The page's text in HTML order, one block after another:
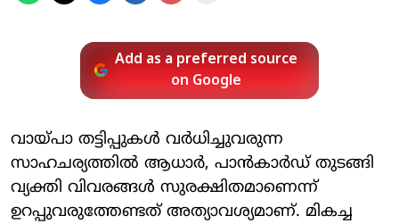
Add as a preferred source
on Google
വായ്പാ തട്ടിപ്പുകള്‍ വര്‍ധിച്ചുവരുന്ന
സാഹചര്യത്തില്‍ ആധാര്‍, പാന്‍കാര്‍ഡ് തുടങ്ങി
വ്യക്തി വിവരങ്ങള്‍ സുരക്ഷിതമാണെന്ന്
ഉറപ്പുവരുത്തേണ്ടത് അത്യാവശ്യമാണ്. മികച്ച